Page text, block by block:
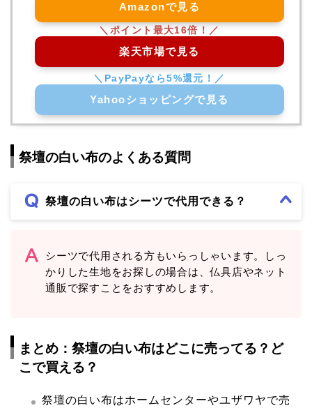
Amazonで見る
楽天市場で見る
Yahooショッピングで見る
祭壇の白い布のよくある質問
祭壇の白い布はシーツで代用できる？
シーツで代用される方もいらっしゃいます。しっ
かりした生地をお探しの場合は、仏具店やネット
通販で探すことをおすすめします。
まとめ：祭壇の白い布はどこに売ってる？ど
こで買える？
祭壇の白い布はホームセンターやユザワヤで売